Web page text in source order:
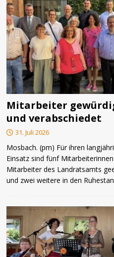
Mitarbeiter
und verabschiedet
31. Juli 2026
Mosbach. (pm) Für ihren
Einsatz sind fünf
Mitarbeiter des Landratsamts
und zwei weitere in den